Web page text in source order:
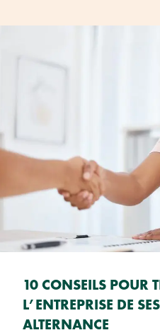
10 CONSEILS POUR
L’ENTREPRISE DE
ALTERNANCE